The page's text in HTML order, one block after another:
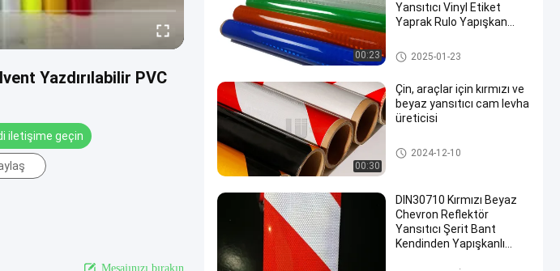
Yazdırılabilir PVC
iletişime geçin
Mesajınızı bırakın
00:23
Yansıtıcı Vinyl Etiket
Yaprak Rulo Yapışkan
EGP Yansıtıcı Kaplama
2025-01-23
00:30
Çin, araçlar için kırmızı ve
beyaz yansıtıcı cam levha
üreticisi
Yansıtıcı bant levha
2024-12-10
DIN30710 Kırmızı Beyaz
Chevron Reflektör
Yansıtıcı Şerit Bant
Kendinden Yapışkanlı